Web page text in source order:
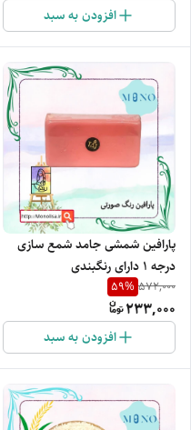
افزودن به سبد
پارافین شمشی جامد شمع سازی
درجه ۱ دارای رنگبندی
572,000
59%
233,000
افزودن به سبد